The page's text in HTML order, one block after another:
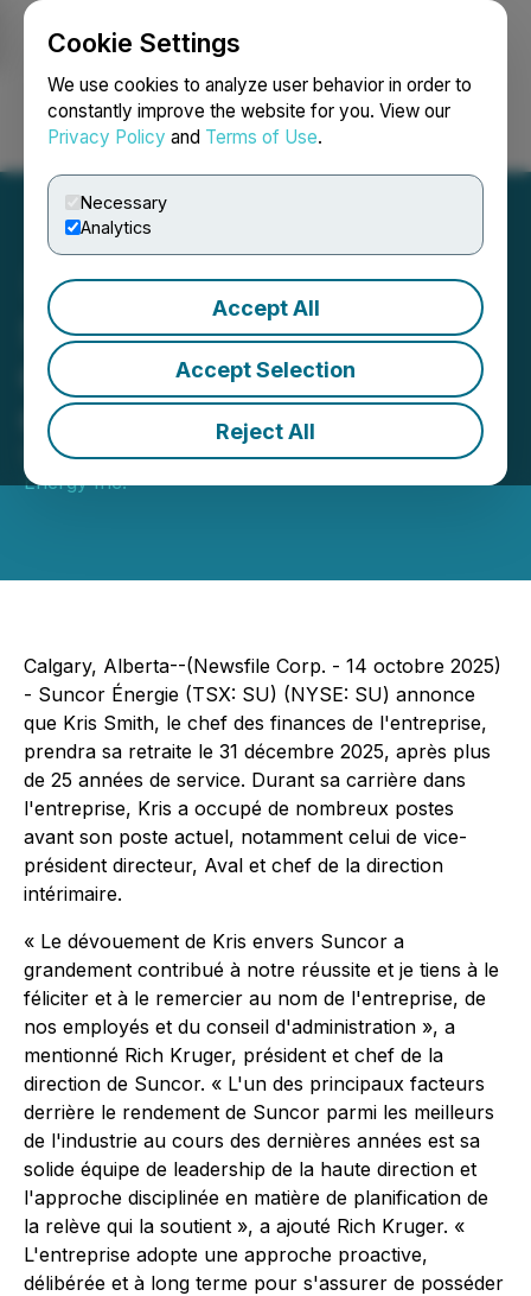
Cookie Settings
We use cookies to analyze user behavior in order to
constantly improve the website for you. View our
Privacy Policy and Terms of Use.
Necessary
Analytics
Accept All
Accept Selection
Reject All
Login Search Français
Suncor Énergie annonce le
départ à la retraite du chef
des finances
October 14, 2025 4:45 PM EDT | Source:Suncor
Energy Inc.
Calgary, Alberta--(Newsfile Corp. - 14 octobre 2025)
- Suncor Énergie (TSX: SU) (NYSE: SU) annonce
que Kris Smith, le chef des finances de l'entreprise,
prendra sa retraite le 31 décembre 2025, après plus
de 25 années de service. Durant sa carrière dans
l'entreprise, Kris a occupé de nombreux postes
avant son poste actuel, notamment celui de vice-
président directeur, Aval et chef de la direction
intérimaire.
« Le dévouement de Kris envers Suncor a
grandement contribué à notre réussite et je tiens à le
féliciter et à le remercier au nom de l'entreprise, de
nos employés et du conseil d'administration », a
mentionné Rich Kruger, président et chef de la
direction de Suncor. « L'un des principaux facteurs
derrière le rendement de Suncor parmi les meilleurs
de l'industrie au cours des dernières années est sa
solide équipe de leadership de la haute direction et
l'approche disciplinée en matière de planification de
la relève qui la soutient », a ajouté Rich Kruger. «
L'entreprise adopte une approche proactive,
délibérée et à long terme pour s'assurer de posséder